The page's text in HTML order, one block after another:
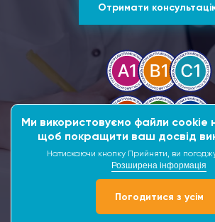
Отримати
Рейтинг Google
4.9
Ми використовуємо файли cookie
щоб покращити ваш досвід
Натискаючи кнопку Прийняти, ви
Розширена інформація
Погодитися з усім
Withdraw consent